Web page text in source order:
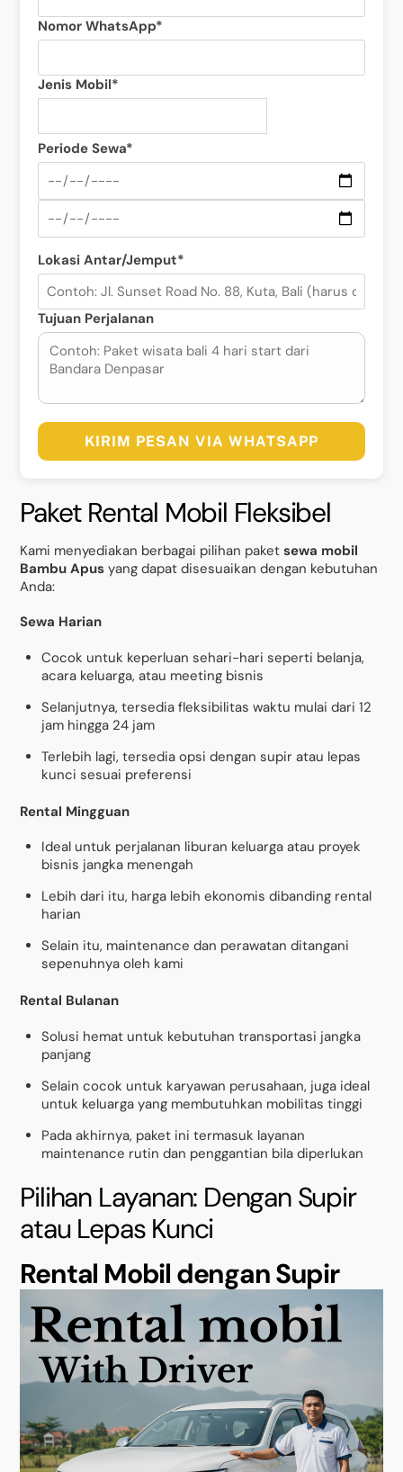
Nomor WhatsApp*
Jenis Mobil*
Periode Sewa*
Lokasi Antar/Jemput*
Tujuan Perjalanan
KIRIM PESAN VIA WHATSAPP
Paket Rental Mobil Fleksibel
Kami menyediakan berbagai pilihan paketsewa mobil
Bambu Apus yang dapat disesuaikan dengan kebutuhan
Anda:
Sewa Harian
Cocok untuk keperluan sehari-hari seperti belanja,
acara keluarga, atau meeting bisnis
Selanjutnya, tersedia fleksibilitas waktu mulai dari 12
jam hingga 24 jam
Terlebih lagi, tersedia opsi dengan supir atau lepas
kunci sesuai preferensi
Rental Mingguan
Ideal untuk perjalanan liburan keluarga atau proyek
bisnis jangka menengah
Lebih dari itu, harga lebih ekonomis dibanding rental
harian
Selain itu, maintenance dan perawatan ditangani
sepenuhnya oleh kami
Rental Bulanan
Solusi hemat untuk kebutuhan transportasi jangka
panjang
Selain cocok untuk karyawan perusahaan, juga ideal
untuk keluarga yang membutuhkan mobilitas tinggi
Pada akhirnya, paket ini termasuk layanan
maintenance rutin dan penggantian bila diperlukan
Pilihan Layanan: Dengan Supir
atau Lepas Kunci
Rental Mobil dengan Supir